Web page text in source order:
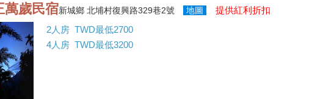
萬歲民宿新城鄉 北埔村復興路329巷2號 地圖
提供紅利折扣
2人房 TWD最低2700
4人房 TWD最低3200